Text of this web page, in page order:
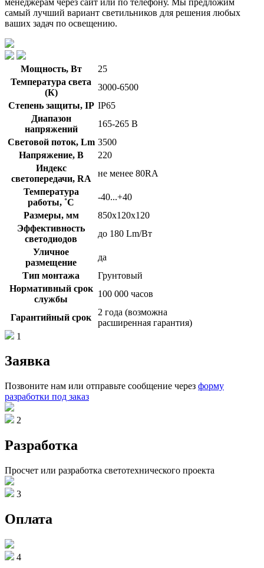
самый лучший вариант светильников для решения любых
ваших задач по освещению.
Мощность, Вт
25
Температура света
(К)
3000-6500
Степень защиты, IP IP65
Диапазон
напряжений
165-265 В
Световой поток, Lm 3500
Напряжение, В
220
Индекс
светопередачи, RA
не менее 80RA
Температура
работы, ˚С
-40...+40
Размеры, мм
850х120х120
Эффективность
светодиодов
до 180 Lm/Вт
Уличное
размещение
да
Тип монтажа
Грунтовый
Нормативный срок
службы
100 000 часов
Гарантийный срок
2 года (возможна
расширенная гарантия)
1
Заявка
Позвоните нам или отправьте сообщение через форму
разработки под заказ
2
Разработка
Просчет или разработка светотехнического проекта
3
Оплата
4